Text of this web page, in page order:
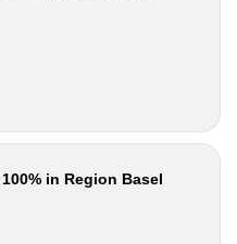
in Region Basel